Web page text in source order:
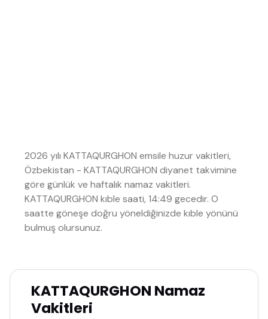
2026 yılı KATTAQURGHON emsile huzur vakitleri,
Özbekistan - KATTAQURGHON diyanet takvimine
göre günlük ve haftalık namaz vakitleri.
KATTAQURGHON kıble saati, 14:49 gecedir. O
saatte göneşe doğru yöneldiğinizde kıble yönünü
bulmuş olursunuz.
KATTAQURGHON Namaz
Vakitleri